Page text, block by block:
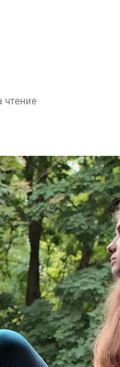
чтение